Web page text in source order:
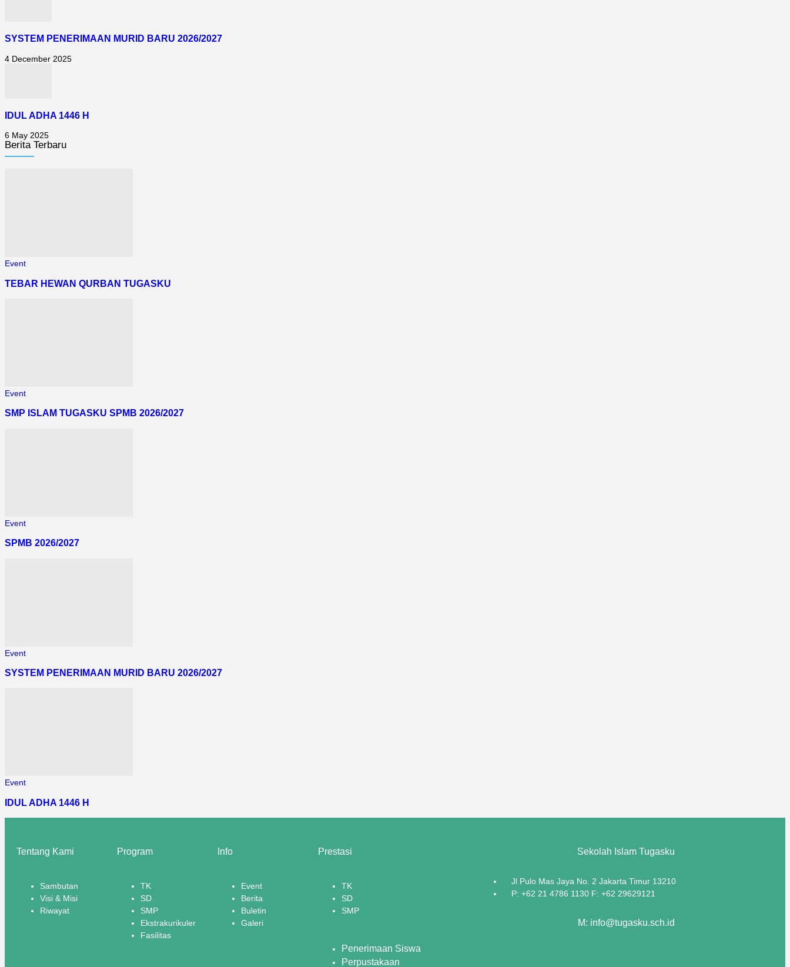
SYSTEM PENERIMAAN MURID BARU 2026/2027
4 December 2025
IDUL ADHA 1446 H
6 May 2025
Berita Terbaru
Event
TEBAR HEWAN QURBAN TUGASKU
Event
SMP ISLAM TUGASKU SPMB 2026/2027
Event
SPMB 2026/2027
Event
SYSTEM PENERIMAAN MURID BARU 2026/2027
Event
IDUL ADHA 1446 H
Tentang Kami
Sambutan
Visi & Misi
Riwayat
Program
TK
SD
SMP
Ekstrakurikuler
Fasilitas
Info
Event
Berita
Buletin
Galeri
Prestasi
TK
SD
SMP
Penerimaan Siswa
Perpustakaan
Sekolah Islam Tugasku
Jl Pulo Mas Jaya No. 2 Jakarta Timur 13210
P: +62 21 4786 1130 F: +62 29629121
M: info@tugasku.sch.id